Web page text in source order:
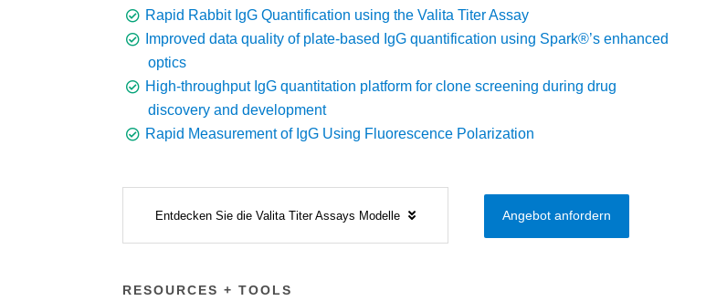
Rapid Rabbit IgG Quantification using the Valita Titer Assay
Improved data quality of plate-based IgG quantification using Spark®’s enhanced
optics
High-throughput IgG quantitation platform for clone screening during drug
discovery and development
Rapid Measurement of IgG Using Fluorescence Polarization
Entdecken Sie die Valita Titer Assays Modelle Angebot anfordern
RESOURCES + TOOLS